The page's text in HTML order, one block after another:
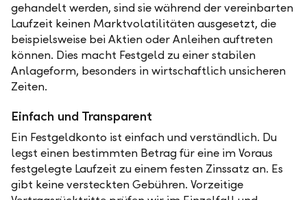
gehandelt werden, sind sie während der vereinbarten
Laufzeit keinen Marktvolatilitäten ausgesetzt, die
beispielsweise bei Aktien oder Anleihen auftreten
können. Dies macht Festgeld zu einer stabilen
Anlageform, besonders in wirtschaftlich unsicheren
Zeiten.
Einfach und Transparent
Ein Festgeldkonto ist einfach und verständlich. Du
legst einen bestimmten Betrag für eine im Voraus
festgelegte Laufzeit zu einem festen Zinssatz an. Es
gibt keine versteckten Gebühren. Vorzeitige